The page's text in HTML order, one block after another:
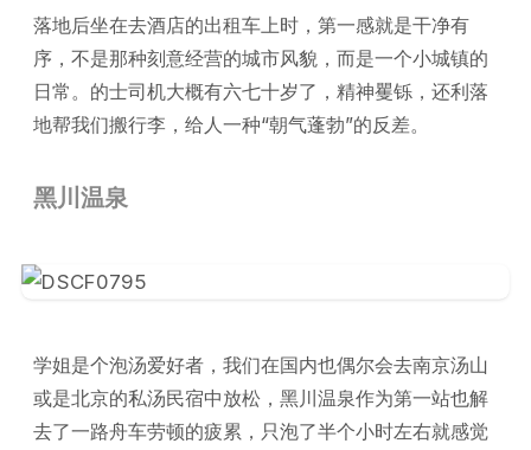
落地后坐在去酒店的出租车上时，第一感就是干净有
序，不是那种刻意经营的城市风貌，而是一个小城镇的
日常。的士司机大概有六七十岁了，精神矍铄，还利落
地帮我们搬行李，给人一种“朝气蓬勃”的反差。
黑川温泉
学姐是个泡汤爱好者，我们在国内也偶尔会去南京汤山
或是北京的私汤民宿中放松，黑川温泉作为第一站也解
去了一路舟车劳顿的疲累，只泡了半个小时左右就感觉